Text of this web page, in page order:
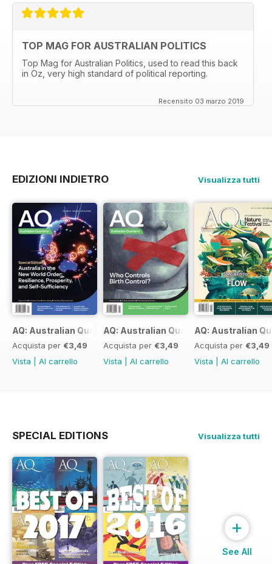
TOP MAG FOR AUSTRALIAN POLITICS
Top Mag for Australian Politics, used to read this back
in Oz, very high standard of political reporting.
Recensito 03 marzo 2019
EDIZIONI INDIETRO Visualizza tutti
AQ: Australian Quarterly 97.2
Acquista per €3,49
Vista
Al carrello
AQ: Australian Quarterly 97.1
Acquista per €3,49
Vista
Al carrello
AQ: Australian
Acquista per €3,49
Vista
Al carrello
SPECIAL EDITIONS Visualizza tutti
+
See All